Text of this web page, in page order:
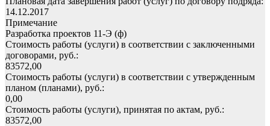
14.12.2017
Примечание
Разработка проектов 11-Э (ф)
Стоимость работы (услуги) в соответствии с заключенными
договорами, руб.:
83572,00
Стоимость работы (услуги) в соответствии с утвержденным
планом (планами), руб.:
0,00
Стоимость работы (услуги), принятая по актам, руб.:
83572,00